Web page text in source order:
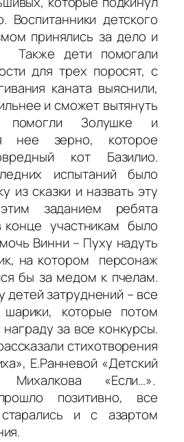
Воспитанники детского
принялись за дело и
Также дети помогали
для трех поросят, с
каната выяснили,
и сможет вытянуть
помогли Золушке и
нее зерно, которое
кот Базилио.
испытаний было
из сказки и назвать эту
заданием ребята
конце участникам было
Винни – Пуху надуть
на котором персонаж
бы за медом к пчелам.
детей затруднений – все
которые потом
за все конкурсы.
стихотворения
Е.Ранневой «Детский
«Если…».
позитивно, все
и с азартом